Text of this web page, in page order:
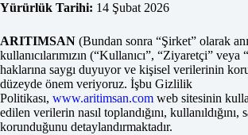
Yürürlük Tarihi: 14 Şubat 2026
ARITIMSAN (Bundan sonra “Şirket” olarak
kullanıcılarımızın (“Kullanıcı”, “Ziyaretçi”
haklarına saygı duyuyor ve kişisel verilerinin
düzeyde önem veriyoruz. İşbu Gizlilik
Politikası, www.aritimsan.com web sitesinin
edilen verilerin nasıl toplandığını, kullanıldığını,
korunduğunu detaylandırmaktadır.